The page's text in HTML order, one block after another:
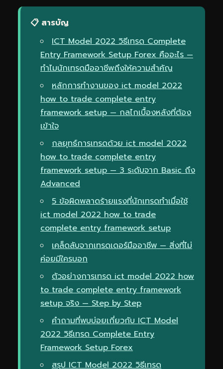
📋 สารบัญ
ICT Model 2022 วิธีเทรด Complete
Entry Framework Setup Forex คืออะไร —
ทำไมนักเทรดมืออาชีพถึงให้ความสำคัญ
หลักการทำงานของ ict model 2022
how to trade complete entry
framework setup — กลไกเบื้องหลังที่ต้อง
เข้าใจ
กลยุทธ์การเทรดด้วย ict model 2022
how to trade complete entry
framework setup — 3 ระดับจาก Basic ถึง
Advanced
5 ข้อผิดพลาดร้ายแรงที่นักเทรดทำเมื่อใช้
ict model 2022 how to trade
complete entry framework setup
เคล็ดลับจากเทรดเดอร์มืออาชีพ — สิ่งที่ไม่
ค่อยมีใครบอก
ตัวอย่างการเทรด ict model 2022 how
to trade complete entry framework
setup จริง — Step by Step
คำถามที่พบบ่อยเกี่ยวกับ ICT Model
2022 วิธีเทรด Complete Entry
Framework Setup Forex
สรุป ICT Model 2022 วิธีเทรด